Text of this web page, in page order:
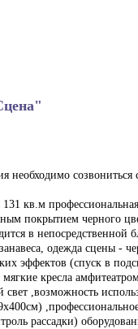
необходимо
кв.м
покрытием черного
в непосредственной
одежда сцены -
эффектов (спуск в
кресла
,возможность
рассадки)